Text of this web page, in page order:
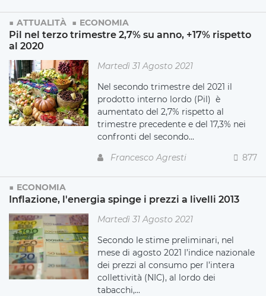
ATTUALITÀ ECONOMIA
Pil nel terzo trimestre 2,7% su anno, +17% rispetto
al 2020
Martedì 31 Agosto 2021
Nel secondo trimestre del 2021 il
prodotto interno lordo (Pil) è
aumentato del 2,7% rispetto al
trimestre precedente e del 17,3% nei
confronti del secondo...
Francesco Agresti
877
ECONOMIA
Inflazione, l'energia spinge i prezzi a livelli 2013
Martedì 31 Agosto 2021
Secondo le stime preliminari, nel
mese di agosto 2021 l’indice nazionale
dei prezzi al consumo per l’intera
collettività (NIC), al lordo dei
tabacchi,...